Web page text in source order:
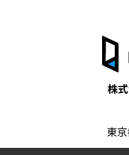
株
東